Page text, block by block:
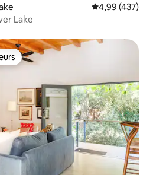
Évaluation
4,99 (437)
Lake
les plus appréciés